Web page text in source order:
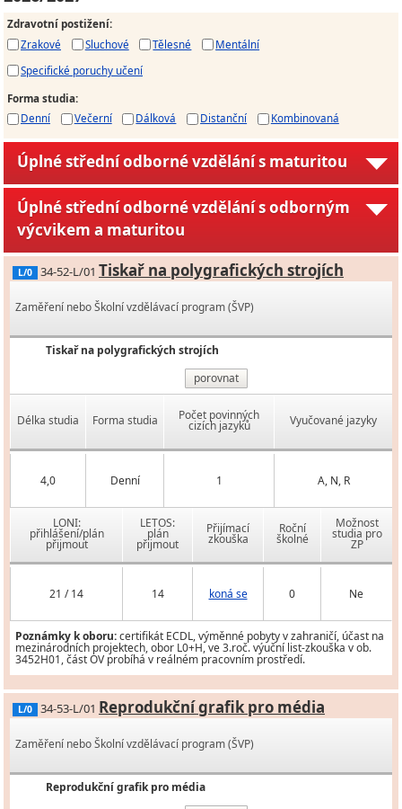
Zdravotní postižení:
Zrakové
Sluchové Tělesné
Mentální
Specifické poruchy učení
Forma studia:
Denní
Večerní Dálková Distanční Kombinovaná
Úplné střední odborné vzdělání s maturitou
Úplné střední odborné vzdělání s odborným
výcvikem a maturitou
L/0 34-52-L/01 Tiskař na polygrafických strojích
Zaměření nebo Školní vzdělávací program (ŠVP)
Tiskař na polygrafických strojích
porovnat
Délka studia Forma studia Počet povinných
cizích jazyků Vyučované jazyky
4,0 Denní 1 A, N, R
LONI:
přihlášení/plán
přijmout
LETOS:
plán
přijmout
Přijímací
zkouška
Roční
školné
Možnost
studia pro
ZP
21 / 14 14 koná se 0 Ne
Poznámky k oboru:certifikát ECDL, výměnné pobyty v zahraničí, účast na
mezinárodních projektech, obor L0+H, ve 3.roč. výuční list-zkouška v ob.
3452H01, část OV probíhá v reálném pracovním prostředí.
L/0 34-53-L/01 Reprodukční grafik pro média
Zaměření nebo Školní vzdělávací program (ŠVP)
Reprodukční grafik pro média